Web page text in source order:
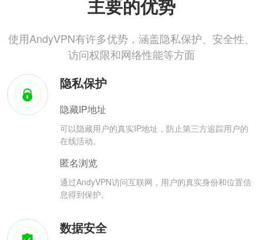
主要的优势
使用AndyVPN有许多优势，涵盖隐私保护、安全性、
访问权限和网络性能等方面
隐私保护
隐藏IP地址
可以隐藏用户的真实IP地址，防止第三方追踪用户的
在线活动。
匿名浏览
通过AndyVPN访问互联网，用户的真实身份和位置信
息得到保护。
数据安全